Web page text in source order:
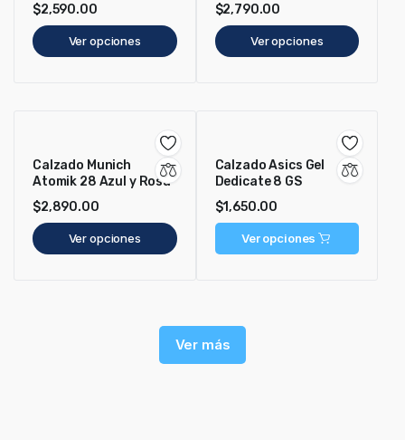
$2,590.00
Ver opciones
$2,790.00
Ver opciones
Calzado Munich
Atomik 28 Azul y Rosa
$2,890.00
Ver opciones
Calzado Asics Gel
Dedicate 8 GS
$1,650.00
Ver opciones
Ver más